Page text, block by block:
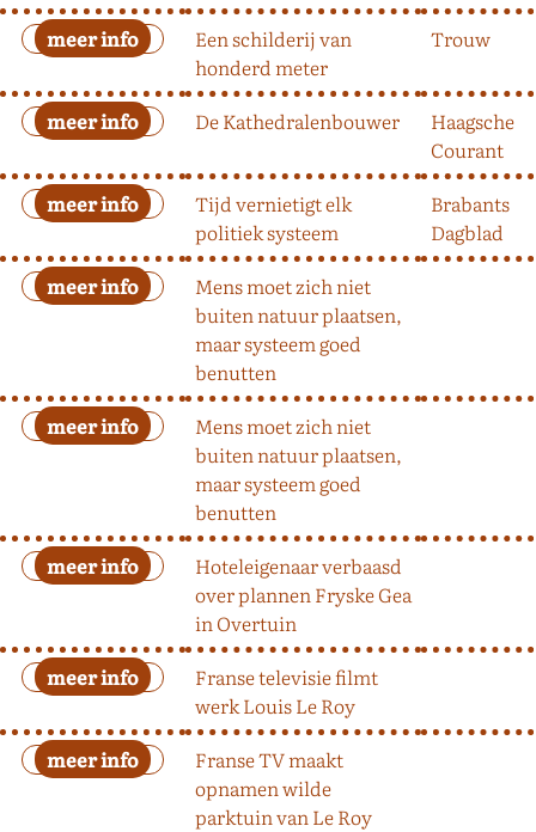
Een schilderij van
honderd meter
Trouw
De Kathedralenbouwer
Haagsche
Courant
Tijd vernietigt elk
politiek systeem
Brabants
Dagblad
Mens moet zich niet
buiten natuur plaatsen,
maar systeem goed
benutten
Mens moet zich niet
buiten natuur plaatsen,
maar systeem goed
benutten
Hoteleigenaar verbaasd
over plannen Fryske Gea
in Overtuin
Franse televisie filmt
werk Louis Le Roy
Franse TV maakt
opnamen wilde
parktuin van Le Roy